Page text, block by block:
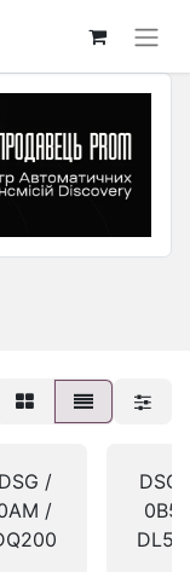
DSG /
/
DSG
0B5/